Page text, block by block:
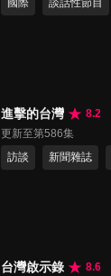
國際
談話性節目
進擊的台灣
8.2
更新至第586集
訪談
新聞雜誌
台灣啟示錄
8.6